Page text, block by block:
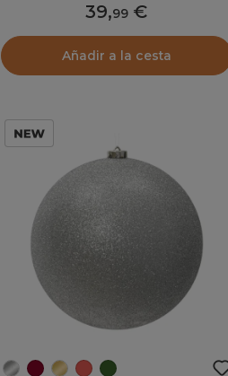
39,99
Añadir a la cesta